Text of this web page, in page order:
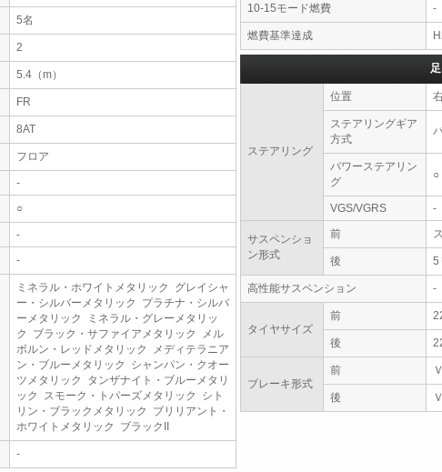
5名
2
5.4（m）
FR
8AT
フロア
-
○
-
-
ミネラル・ホワイトメタリック グレイシャ
ー・シルバーメタリック プラチナ・シルバ
ーメタリック ミネラル・グレーメタリッ
ク ブラック・サファイアメタリック メル
ボルン・レッドメタリック メディテラニア
ン・ブルーメタリック シャンパン・クオー
ツメタリック タンザナイト・ブルーメタリ
ック スモーク・トパーズメタリック シト
リン・ブラックメタリック ブリリアント・
ホワイトメタリック ブラックII
-
10-15モード燃費 -
燃費基準達成
ステアリング
位置
ステアリングギア
方式
パワーステアリン
グ
○
VGS/VGRS -
サスペンショ
ン形式
前
後 5
高性能サスペンション -
タイヤサイズ
前
後
ブレーキ形式
前
後